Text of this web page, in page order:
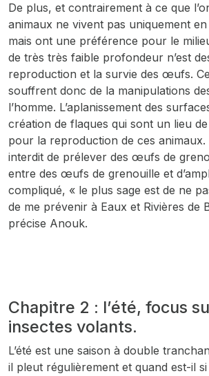
De plus, et contrairement à ce que
animaux ne vivent pas uniquement
mais ont une préférence pour le
de très très faible profondeur n’est
reproduction et la survie des œufs.
souffrent donc de la manipulations
l’homme. L’aplanissement des
création de flaques qui sont un lieu
pour la reproduction de ces animaux.
interdit de prélever des œufs de
entre des œufs de grenouille et
compliqué, « le plus sage est de ne
de me prévenir à Eaux et Rivières de
précise Anouk.
Chapitre 2 : l’été, focus
insectes volants.
L’été est une saison à double
il pleut régulièrement et quand est-il